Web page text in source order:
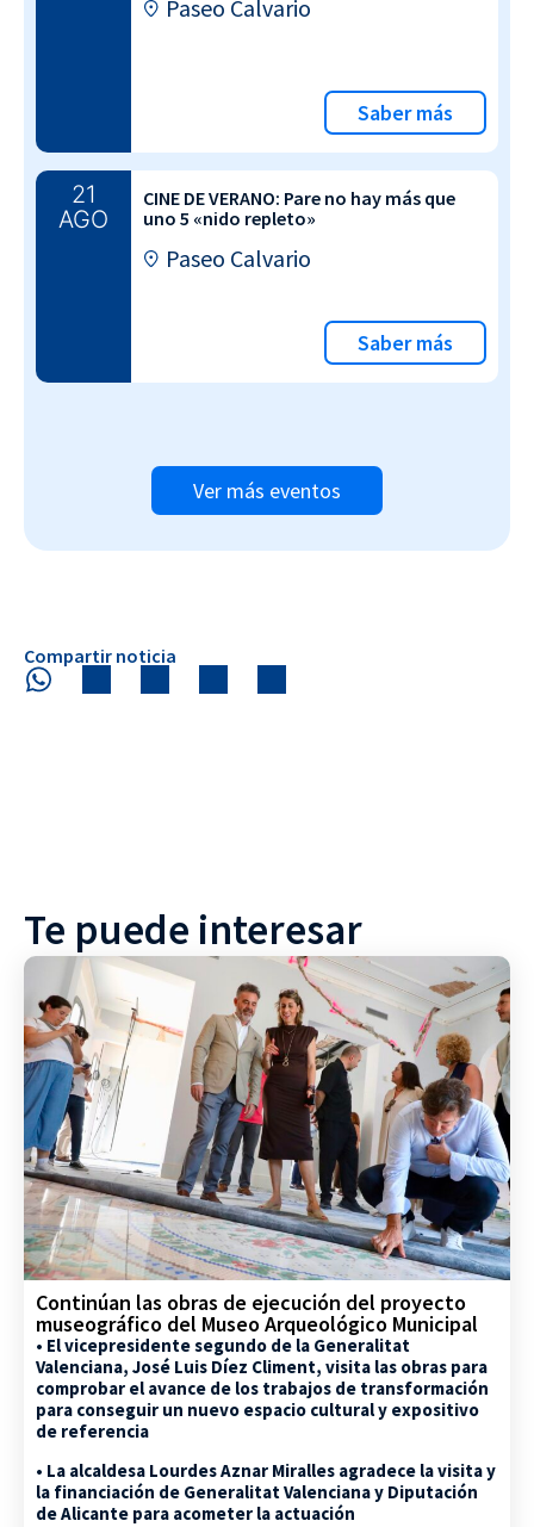
Paseo Calvario
Saber más
21
AGO
CINE DE VERANO: Pare no hay más que
uno 5 «nido repleto»
Paseo Calvario
Saber más
Ver más eventos
Compartir noticia
Te puede interesar
Continúan las obras de ejecución del proyecto
museográfico del Museo Arqueológico Municipal
• El vicepresidente segundo de la Generalitat
Valenciana, José Luis Díez Climent, visita las obras para
comprobar el avance de los trabajos de transformación
para conseguir un nuevo espacio cultural y expositivo
de referencia
• La alcaldesa Lourdes Aznar Miralles agradece la visita y
la financiación de Generalitat Valenciana y Diputación
de Alicante para acometer la actuación